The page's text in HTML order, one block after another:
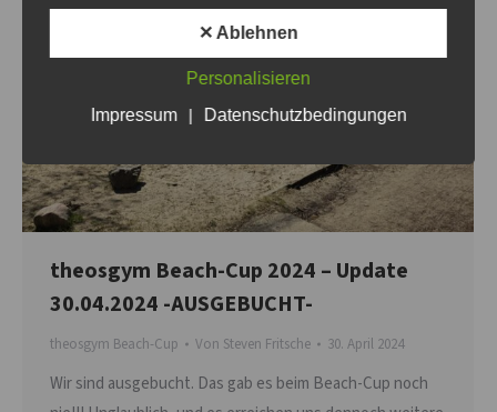
theosgym Beach-Cup 2024 – Update
30.04.2024 -AUSGEBUCHT-
theosgym Beach-Cup Von Steven Fritsche 30. April 2024
Wir sind ausgebucht. Das gab es beim Beach-Cup noch
✕ Ablehnen
Personalisieren
Impressum
| Datenschutzbedingungen